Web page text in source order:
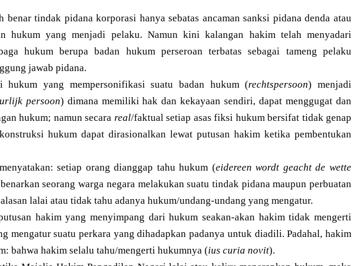
benar tindak pidana korporasi hanya sebatas ancaman sanksi pidana denda atau
hukum yang menjadi pelaku. Namun kini kalangan hakim telah menyadari
hukum berupa badan hukum perseroan terbatas sebagai tameng pelaku
jawab pidana.
hukum yang mempersonifikasi suatu badan hukum (rechtspersoon) menjadi
persoon) dimana memiliki hak dan kekayaan sendiri, dapat menggugat dan
hukum; namun secara real/faktual setiap asas fiksi hukum bersifat tidak genap
hukum dapat dirasionalkan lewat putusan hakim ketika pembentukan
setiap orang dianggap tahu hukum (eidereen wordt geacht de wette
seorang warga negara melakukan suatu tindak pidana maupun perbuatan
lalai atau tidak tahu adanya hukum/undang-undang yang mengatur.
hakim yang menyimpang dari hukum seakan-akan hakim tidak mengerti
mengatur suatu perkara yang dihadapkan padanya untuk diadili. Padahal, hakim
bahwa hakim selalu tahu/mengerti hukumnya (ius curia novit).